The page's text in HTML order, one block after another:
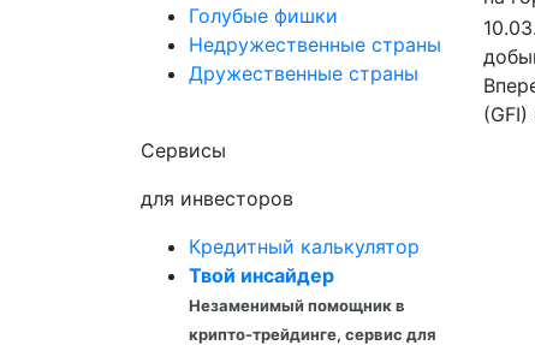
Голубые фишки
Недружественные страны
Дружественные страны
Сервисы
для инвесторов
Кредитный калькулятор
Твой инсайдер
Незаменимый помощник в
крипто-трейдинге, сервис для